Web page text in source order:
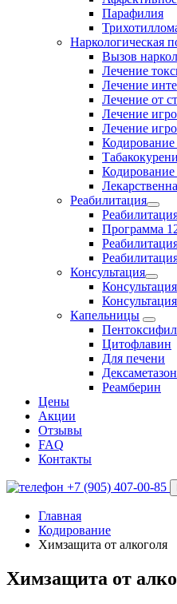
Парафилия
Наркологическая
Вызов
Лечение
Лечение
Лечение от
Лечение
Лечение
Кодирование
Реабилитация
Программа
Консультация
Капельницы
Цитофлавин
Для печени
Дексаметазон
Реамберин
Цены
Акции
Отзывы
FAQ
Контакты
+7 (905) 407-00-85
Главная
Кодирование
Химзащита от алкоголя
Химзащита от